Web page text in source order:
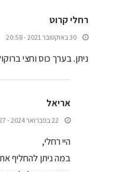
רחלי קרוט
30 באוקטובר 2021 - 20:58
ניתן. בערך כוס וחצי
אריאל
22 בפברואר 2024 - 19:27
היי רחלי,
במה ניתן להחליף